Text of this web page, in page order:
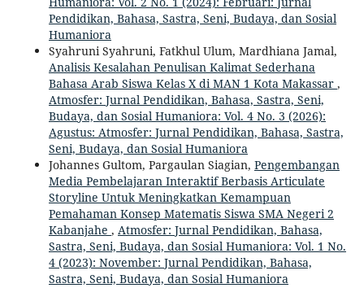
Pendidikan, Bahasa, Sastra, Seni, Budaya, dan Sosial
Humaniora
Syahruni Syahruni, Fatkhul Ulum, Mardhiana Jamal,
Analisis Kesalahan Penulisan Kalimat Sederhana
Bahasa Arab Siswa Kelas X di MAN 1 Kota Makassar ,
Atmosfer: Jurnal Pendidikan, Bahasa, Sastra, Seni,
Budaya, dan Sosial Humaniora: Vol. 4 No. 3 (2026):
Agustus: Atmosfer: Jurnal Pendidikan, Bahasa, Sastra,
Seni, Budaya, dan Sosial Humaniora
Johannes Gultom, Pargaulan Siagian, Pengembangan
Media Pembelajaran Interaktif Berbasis Articulate
Storyline Untuk Meningkatkan Kemampuan
Pemahaman Konsep Matematis Siswa SMA Negeri 2
Kabanjahe , Atmosfer: Jurnal Pendidikan, Bahasa,
Sastra, Seni, Budaya, dan Sosial Humaniora: Vol. 1 No.
4 (2023): November: Jurnal Pendidikan, Bahasa,
Sastra, Seni, Budaya, dan Sosial Humaniora